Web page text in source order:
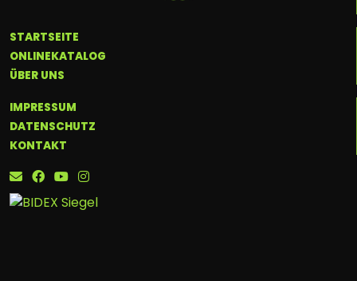
STARTSEITE
ONLINEKATALOG
ÜBER UNS
IMPRESSUM
DATENSCHUTZ
KONTAKT